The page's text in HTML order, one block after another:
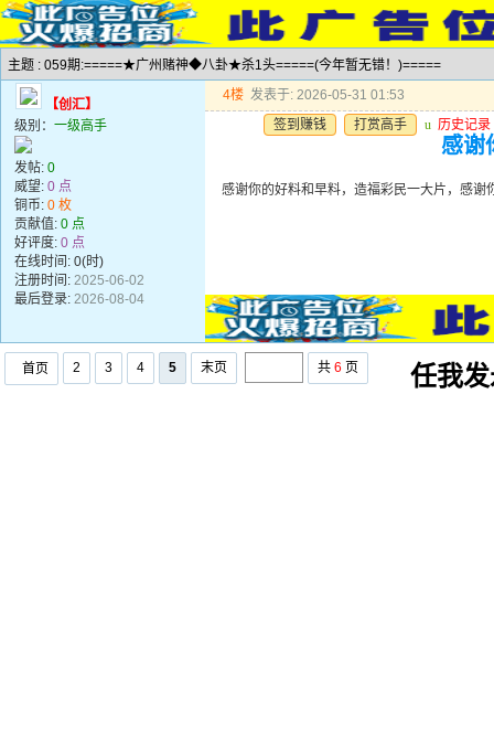
主题 : 059期:=====★广州赌神◆八卦★杀1头=====(今年暂无错！)=====
【创汇】
级别： 一级高手
发帖: 0
威望: 0 点
铜币: 0 枚
贡献值: 0 点
好评度: 0 点
在线时间: 0(时)
注册时间: 2025-06-02
最后登录: 2026-08-04
4楼 发表于: 2026-05-31 01:53
签到赚钱
打赏高手 u 历史记录
感谢
感谢你的好料和早料，造福彩民一大片，感谢
首页 2 3 4 5 末页 共 6 页 任我发